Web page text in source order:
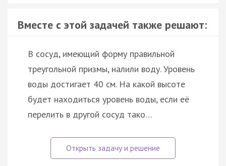
Вместе с этой задачей также решают:
В сосуд, имеющий форму правильной
треугольной призмы, налили воду. Уровень
воды достигает 40 см. На какой высоте
будет находиться уровень воды, если её
перелить в другой сосуд тако…